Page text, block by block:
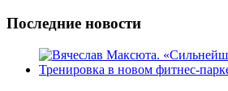
Последние новости